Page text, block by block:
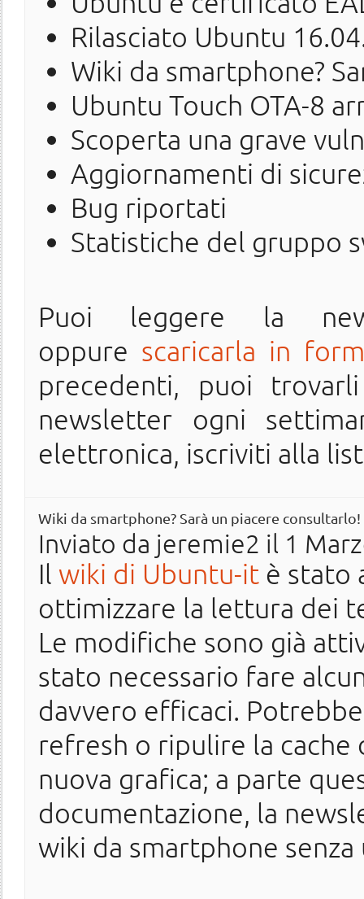
Rilasciato Ubuntu
Wiki da smartphone?
Ubuntu Touch OTA-8
Scoperta una grave
Aggiornamenti di
Bug riportati
Statistiche del gruppo
Puoi leggere la
oppure scaricarla in
precedenti, puoi
newsletter ogni
elettronica, iscriviti alla
Wiki da smartphone? Sarà un piacere consultarlo!
Inviato da jeremie2 il 1
Il wiki di Ubuntu-it è stato
ottimizzare la lettura dei
Le modifiche sono già
stato necessario fare
davvero efficaci.
refresh o ripulire la cache
nuova grafica; a parte
documentazione, la
wiki da smartphone